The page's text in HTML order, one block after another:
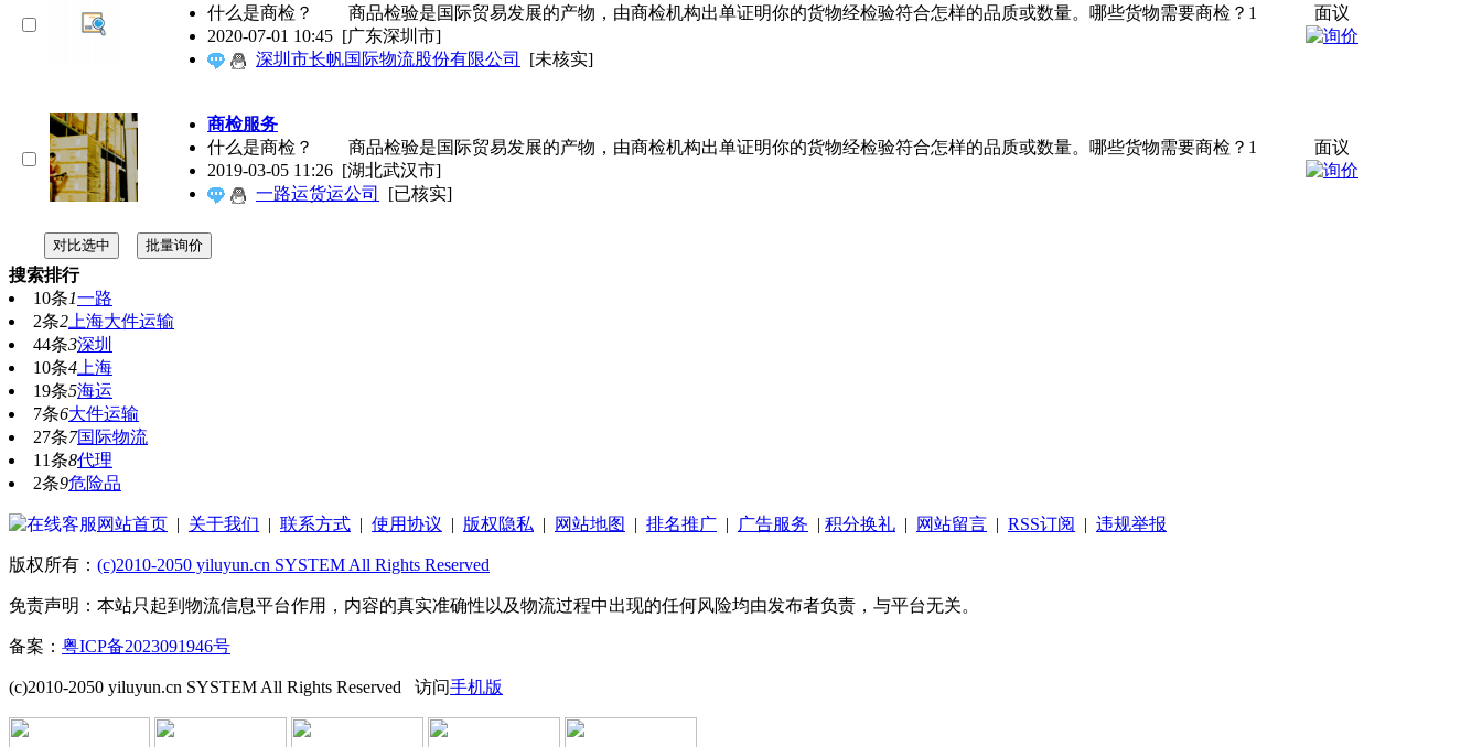
什么是商检？ 商品检验是国际贸易发展的产物，由商检机构出单证明你的货物经检验符合怎样的品质或数量。哪些货物需要商检？1
2020-07-01 10:45 [广东深圳市]
深圳市长帆国际物流股份有限公司
[未核实]
面议
商检服务
什么是商检？ 商品检验是国际贸易发展的产物，由商检机构出单证明你的货物经检验符合怎样的品质或数量。哪些货物需要商检？1
2019-03-05 11:26 [湖北武汉市]
一路运货运公司
[已核实]
面议
搜索排行
10条1一路
2条2 上海大件运输
44条3深圳
10条4 上海
19条5海运
7条6大件运输
27条7国际物流
11条8代理
2条9危险品
网站首页 | 关于我们 | 联系方式 | 使用协议 | 版权隐私 | 网站地图 | 排名推广 | 广告服务 | 积分换礼 | 网站留言 | RSS订阅 | 违规举报
版权所有： (c)2010-2050 yiluyun.cn SYSTEM All Rights Reserved
免责声明：本站只起到物流信息平台作用，内容的真实准确性以及物流过程中出现的任何风险均由发布者负责，与平台无关。
备案： 粤ICP备2023091946号
(c)2010-2050 yiluyun.cn SYSTEM All Rights Reserved 访问手机版